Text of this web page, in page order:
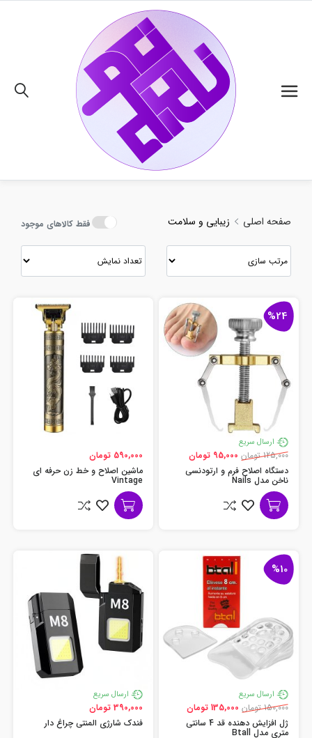
صفحه اصلی زیبایی و سلامت فقط کالاهای موجود
%24
ارسال سریع
125,000 تومان
95,000 تومان
دستگاه اصلاح فرم و ارتودنسی
ناخن مدل Nails
590,000 تومان
ماشین اصلاح و خط زن حرفه ای
Vintage
%10
ارسال سریع
150,000 تومان
135,000 تومان
ژل افزایش دهنده قد 4 سانتی
متری مدل Btall
ارسال سریع
390,000 تومان
فندک شارژی المنتی چراغ دار